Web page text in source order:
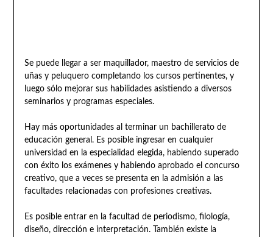
Se puede llegar a ser maquillador, maestro de servicios de
uñas y peluquero completando los cursos pertinentes, y
luego sólo mejorar sus habilidades asistiendo a diversos
seminarios y programas especiales.
Hay más oportunidades al terminar un bachillerato de
educación general. Es posible ingresar en cualquier
universidad en la especialidad elegida, habiendo superado
con éxito los exámenes y habiendo aprobado el concurso
creativo, que a veces se presenta en la admisión a las
facultades relacionadas con profesiones creativas.
Es posible entrar en la facultad de periodismo, filología,
diseño, dirección e interpretación. También existe la